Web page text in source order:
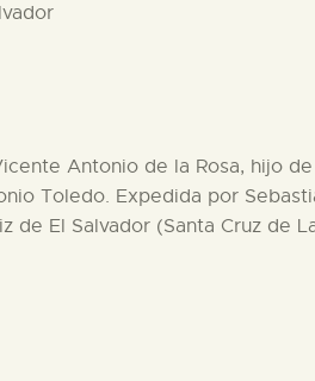
Antonio de la Rosa, hijo
Toledo. Expedida por
El Salvador (Santa Cruz de